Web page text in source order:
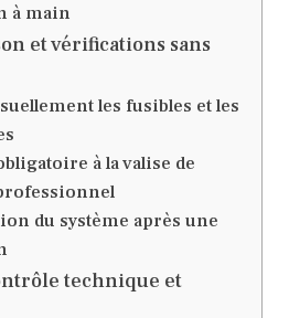
à main
et vérifications sans
les fusibles et les
à la valise de
du système après une
technique et